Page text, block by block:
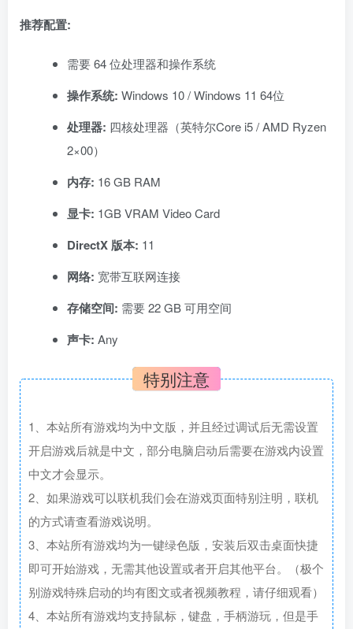
推荐配置:
需要 64 位处理器和操作系统
操作系统: Windows 10 / Windows 11 64位
处理器: 四核处理器（英特尔Core i5 / AMD Ryzen
2×00）
内存: 16 GB RAM
显卡: 1GB VRAM Video Card
DirectX 版本: 11
网络: 宽带互联网连接
存储空间: 需要 22 GB 可用空间
声卡: Any
特别注意
1、本站所有游戏均为中文版，并且经过调试后无需设置
开启游戏后就是中文，部分电脑启动后需要在游戏内设置
中文才会显示。
2、如果游戏可以联机我们会在游戏页面特别注明，联机
的方式请查看游戏说明。
3、本站所有游戏均为一键绿色版，安装后双击桌面快捷
即可开始游戏，无需其他设置或者开启其他平台。（极个
别游戏特殊启动的均有图文或者视频教程，请仔细观看）
4、本站所有游戏均支持鼠标，键盘，手柄游玩，但是手